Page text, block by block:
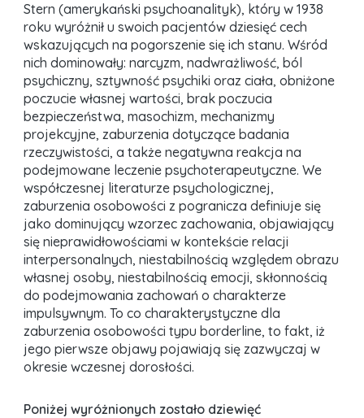
Stern (amerykański psychoanalityk), który w 1938
roku wyróżnił u swoich pacjentów dziesięć cech
wskazujących na pogorszenie się ich stanu. Wśród
nich dominowały: narcyzm, nadwrażliwość, ból
psychiczny, sztywność psychiki oraz ciała, obniżone
poczucie własnej wartości, brak poczucia
bezpieczeństwa, masochizm, mechanizmy
projekcyjne, zaburzenia dotyczące badania
rzeczywistości, a także negatywna reakcja na
podejmowane leczenie psychoterapeutyczne. We
współczesnej literaturze psychologicznej,
zaburzenia osobowości z pogranicza definiuje się
jako dominujący wzorzec zachowania, objawiający
się nieprawidłowościami w kontekście relacji
interpersonalnych, niestabilnością względem obrazu
własnej osoby, niestabilnością emocji, skłonnością
do podejmowania zachowań o charakterze
impulsywnym. To co charakterystyczne dla
zaburzenia osobowości typu borderline, to fakt, iż
jego pierwsze objawy pojawiają się zazwyczaj w
okresie wczesnej dorosłości.
Poniżej wyróżnionych zostało dziewięć